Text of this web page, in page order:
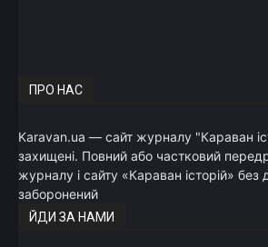
ПРО НАС
Karavan.ua — сайт журналу "Караван
захищені. Повний або частковий
журналу і сайту «Караван історій» без
заборонений
ЙДИ ЗА НАМИ